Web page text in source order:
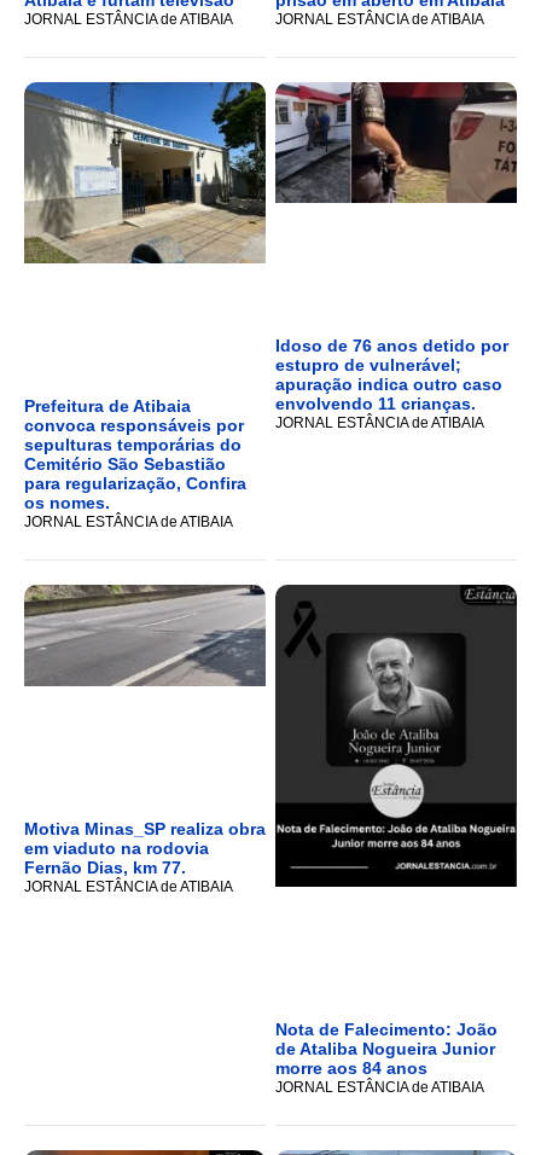
JORNAL ESTÂNCIA de ATIBAIA JORNAL ESTÂNCIA de ATIBAIA
Prefeitura de Atibaia
convoca responsáveis por
sepulturas temporárias do
Cemitério São Sebastião
para regularização, Confira
os nomes.
JORNAL ESTÂNCIA de ATIBAIA
Idoso de 76 anos detido por
estupro de vulnerável;
apuração indica outro caso
envolvendo 11 crianças.
JORNAL ESTÂNCIA de ATIBAIA
Motiva Minas_SP realiza obra
em viaduto na rodovia
Fernão Dias, km 77.
JORNAL ESTÂNCIA de ATIBAIA
Nota de Falecimento: João
de Ataliba Nogueira Junior
morre aos 84 anos
JORNAL ESTÂNCIA de ATIBAIA